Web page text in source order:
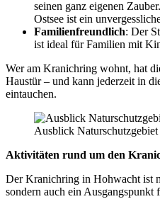
seinen ganz eigenen
Ostsee ist ein
Familienfreundlich: Der
ist ideal für Familien mit
Wer am Kranichring wohnt, hat
Haustür – und kann jederzeit in
eintauchen.
Ausblick
Aktivitäten rund um den
Der Kranichring in Hohwacht ist
sondern auch ein